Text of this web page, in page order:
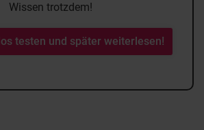
Wissen trotzdem!
testen und später weiterlesen!